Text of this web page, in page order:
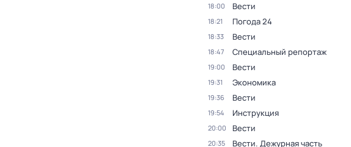
18:00 Вести
18:21 Погода 24
18:33 Вести
18:47 Специальный репортаж
19:00 Вести
19:31 Экономика
19:36 Вести
19:54 Инструкция
20:00 Вести
20:35 Вести. Дежурная часть